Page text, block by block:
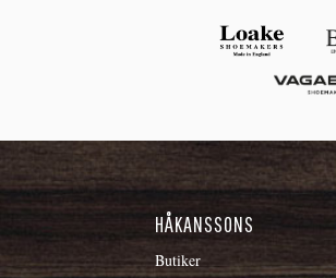
HÅKANSSONS
Butiker